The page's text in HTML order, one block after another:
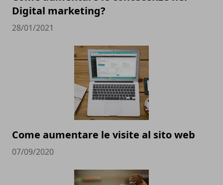
Digital marketing?
28/01/2021
Come aumentare le visite al sito web
07/09/2020